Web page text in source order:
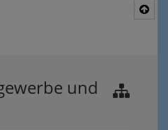
und